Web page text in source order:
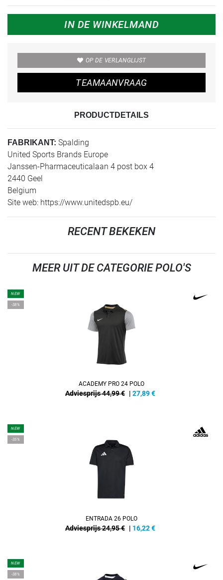
IN DE WINKELMAND
OP DE VERLANGLIJST
TEAMAANVRAAG
PRODUCTDETAILS
FABRIKANT: Spalding
United Sports Brands Europe
Janssen-Pharmaceuticalaan 4 post box 4
2440 Geel
Belgium
Site web: https://www.unitedspb.eu/
RECENT BEKEKEN
MEER UIT DE CATEGORIE POLO'S
NEW
-38%
ACADEMY PRO 24 POLO
Adviesprijs 44,99 € | 27,89€
NEW
-35%
ENTRADA 26 POLO
Adviesprijs 24,95 € | 16,22€
NEW
-38%